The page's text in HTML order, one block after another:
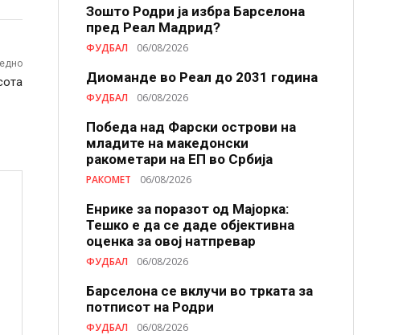
Зошто Родри ја избра Барселона
пред Реал Мадрид?
ФУДБАЛ 06/08/2026
Диоманде во Реал до 2031 година
ФУДБАЛ 06/08/2026
Победа над Фарски острови на
младите на македонски
ракометари на ЕП во Србија
РАКОМЕТ 06/08/2026
Енрике за поразот од Мајорка:
Тешко е да се даде објективна
оценка за овој натпревар
ФУДБАЛ 06/08/2026
Барселона се вклучи во трката за
потписот на Родри
ФУДБАЛ 06/08/2026